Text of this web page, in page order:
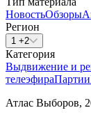
НовостьОбзоры
Регион
1 +2
Категория
Выдвижение и
телеэфираПартии
Атлас Выборов,